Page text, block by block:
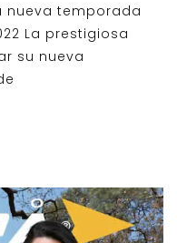
nueva temporada
La prestigiosa
su nueva